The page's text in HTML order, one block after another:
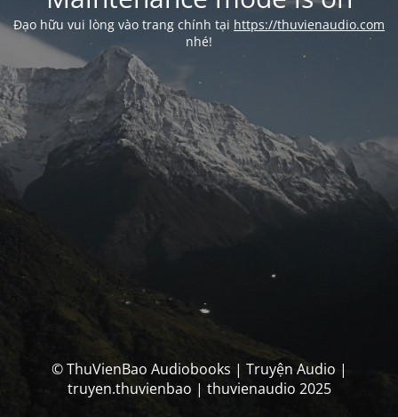
Đạo hữu vui lòng vào trang chính tại https://thuvienaudio.com
nhé!
© ThuVienBao Audiobooks | Truyện Audio |
truyen.thuvienbao | thuvienaudio 2025